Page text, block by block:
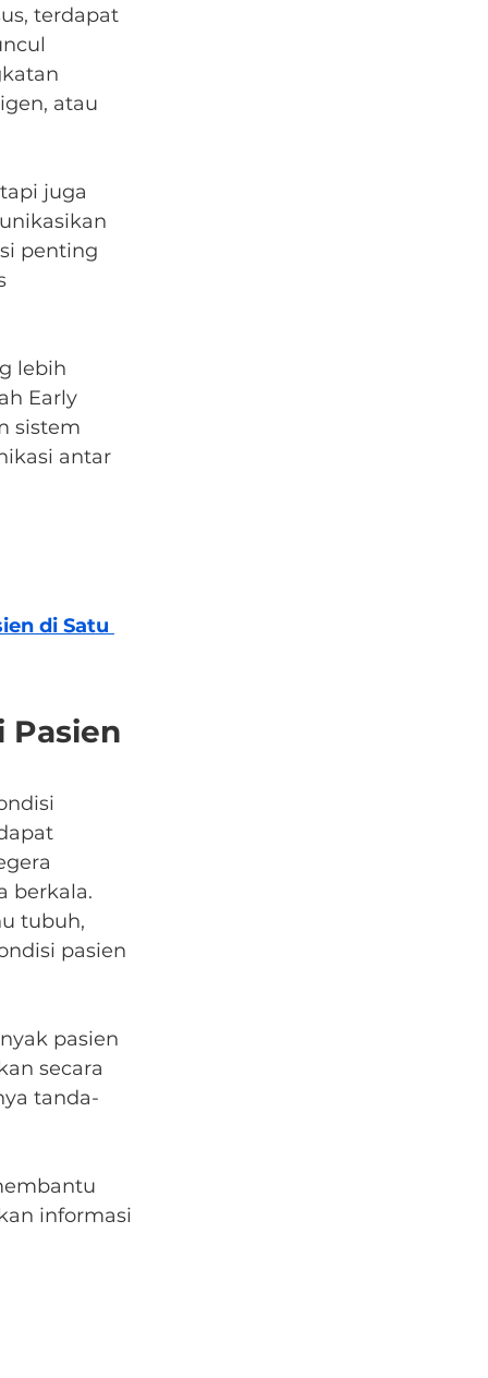
terdapat
atau
juga
penting
lebih
Early
sistem
antar
di Satu
Pasien
berkala.
tubuh,
pasien
pasien
secara
tanda-
informasi